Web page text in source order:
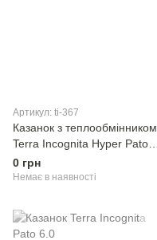
Артикул: ti-367
Казанок з теплообмінником
Terra Incognita Hyper Pato
1.3
0 грн
Немає в наявності